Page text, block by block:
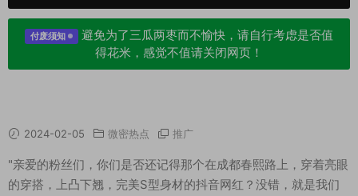
付废须知
避免为了三瓜两枣而不愉快，请自行考虑是否值
得花米，感觉不值请关闭网页！
2024-02-05 微密热点 推广
"亲爱的粉丝们，你们是否还记得那个在成都春熙路上，穿着亮眼
的穿搭，上凸下翘，完美S型身材的抖音网红？没错，就是我们